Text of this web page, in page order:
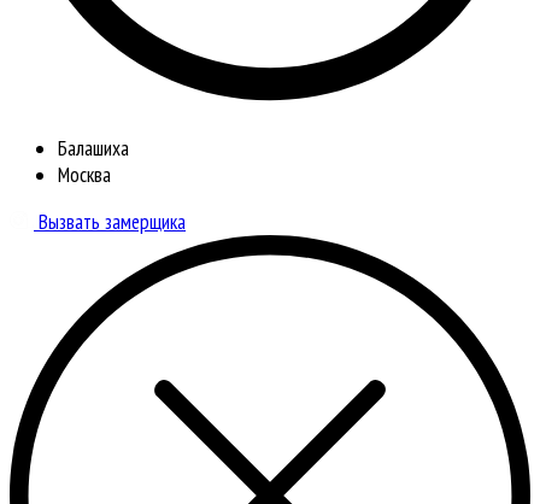
Балашиха
Москва
Вызвать замерщика